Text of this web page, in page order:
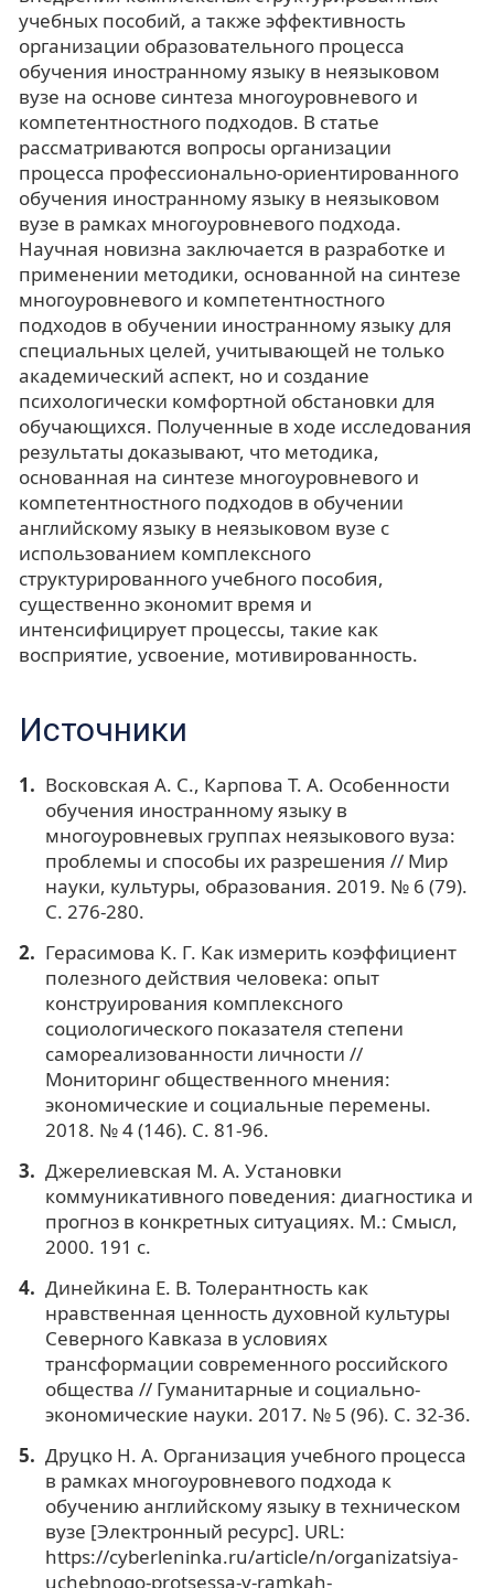
учебных пособий, а также эффективность
организации образовательного процесса
обучения иностранному языку в неязыковом
вузе на основе синтеза многоуровневого и
компетентностного подходов. В статье
рассматриваются вопросы организации
процесса профессионально-ориентированного
обучения иностранному языку в неязыковом
вузе в рамках многоуровневого подхода.
Научная новизна заключается в разработке и
применении методики, основанной на синтезе
многоуровневого и компетентностного
подходов в обучении иностранному языку для
специальных целей, учитывающей не только
академический аспект, но и создание
психологически комфортной обстановки для
обучающихся. Полученные в ходе исследования
результаты доказывают, что методика,
основанная на синтезе многоуровневого и
компетентностного подходов в обучении
английскому языку в неязыковом вузе с
использованием комплексного
структурированного учебного пособия,
существенно экономит время и
интенсифицирует процессы, такие как
восприятие, усвоение, мотивированность.
Источники
Восковская А. С., Карпова Т. А. Особенности
обучения иностранному языку в
многоуровневых группах неязыкового вуза:
проблемы и способы их разрешения // Мир
науки, культуры, образования. 2019. № 6 (79).
С. 276-280.
Герасимова К. Г. Как измерить коэффициент
полезного действия человека: опыт
конструирования комплексного
социологического показателя степени
самореализованности личности //
Мониторинг общественного мнения:
экономические и социальные перемены.
2018. № 4 (146). С. 81-96.
Джерелиевская М. А. Установки
коммуникативного поведения: диагностика и
прогноз в конкретных ситуациях. М.: Смысл,
2000. 191 с.
Динейкина Е. В. Толерантность как
нравственная ценность духовной культуры
Северного Кавказа в условиях
трансформации современного российского
общества // Гуманитарные и социально-
экономические науки. 2017. № 5 (96). С. 32-36.
Друцко Н. А. Организация учебного процесса
в рамках многоуровневого подхода к
обучению английскому языку в техническом
вузе [Электронный ресурс]. URL:
https://cyberleninka.ru/article/n/organizatsiya-
uchebnogo-protsessa-v-ramkah-